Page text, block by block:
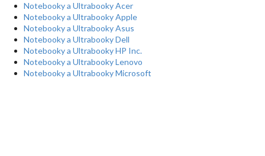
Notebooky a Ultrabooky Acer
Notebooky a Ultrabooky Apple
Notebooky a Ultrabooky Asus
Notebooky a Ultrabooky Dell
Notebooky a Ultrabooky HP Inc.
Notebooky a Ultrabooky Lenovo
Notebooky a Ultrabooky Microsoft